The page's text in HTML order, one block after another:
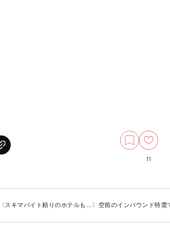
11
〈スキマバイト頼りのホテルも…〉空前のインバウンド特